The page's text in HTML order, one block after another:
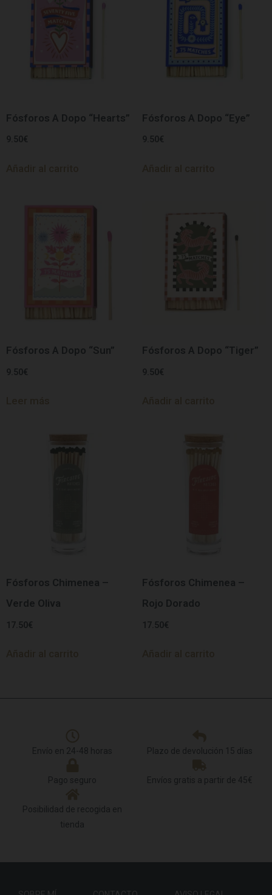
Fósforos A Dopo “Hearts”
9.50 €
Fósforos A Dopo “Eye”
9.50 €
Fósforos A Dopo “Sun”
9.50€
Fósforos A Dopo “Tiger”
9.50€
Fósforos Chimenea –
Verde Oliva
17.50€
Fósforos Chimenea –
Rojo Dorado
17.50€
Envío en 24-48 horas Plazo de devolución 15 días
Pago seguro Envíos gratis a partir de 45€
Posibilidad de recogida en
tienda